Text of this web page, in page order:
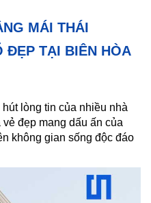
MÁI THÁI
ĐẸP TẠI BIÊN HÒA
lòng tin của nhiều nhà
đẹp mang dấu ấn của
không gian sống độc đáo